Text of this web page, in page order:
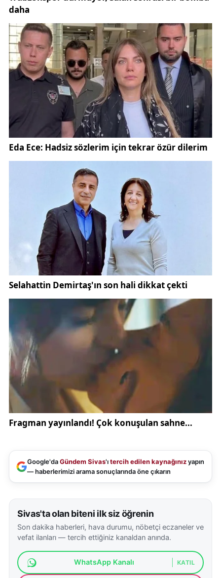
Google'daGündem Sivas'ıtercih edilen kaynağınızyapın
— haberlerimizi arama sonuçlarında öne çıkarın
Sivas'ta olan biteni ilk siz öğrenin
Son dakika haberleri, hava durumu, nöbetçi eczaneler ve
vefat ilanları — tercih ettiğiniz kanaldan anında.
WhatsApp Kanalı KATIL